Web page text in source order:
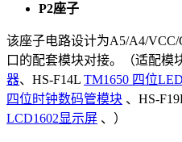
P2座子
该座子电路设计为A5/A4/
口的配套模块对接。（适配模
器、HS-F14L TM1650 四位
四位时钟数码管模块 、HS-
LCD1602显示屏 、）